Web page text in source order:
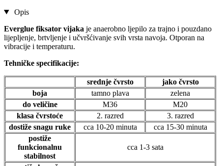
Opis
Everglue fiksator vijaka je anaerobno ljepilo za trajno i pouzdano
lijepljenje, brtvljenje i učvršćivanje svih vrsta navoja. Otporan na
vibracije i temperaturu.
Tehničke specifikacije:
srednje čvrsto
jako čvrsto
boja
tamno plava
zelena
do veličine
M36
M20
klasa čvrstoće
2. razred
3. razred
dostiže snagu ruke
cca 10-20 minuta
cca 15-30 minuta
postiže
funkcionalnu
stabilnost
cca 1-3 sata